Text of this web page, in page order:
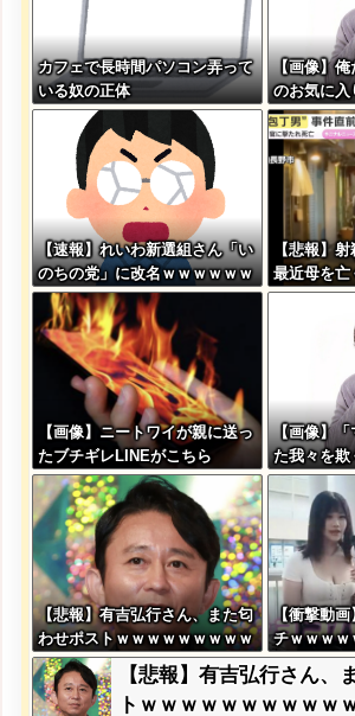
カフェで長時間パソコン弄って
いる奴の正体
【画像】俺
のお気に入
です←コレ
w w w w w
【速報】れいわ新選組さん「い
のちの党」に改名ｗｗｗｗｗｗ
ｗｗ
【悲報】
最近母を亡
クを受けて
【画像】ニートワイが親に送っ
たブチギレLINEがこちら
【画像】「
た我々を
りだした
w w w
【悲報】有吉弘行さん、また匂
わせポストｗｗｗｗｗｗｗｗｗ
ｗｗｗｗｗｗｗｗ
【衝撃動画
チｗｗｗｗ
ｗｗｗｗｗ
ｗｗｗ
【悲報】有吉弘行さん、
トｗｗｗｗｗｗｗｗｗｗ